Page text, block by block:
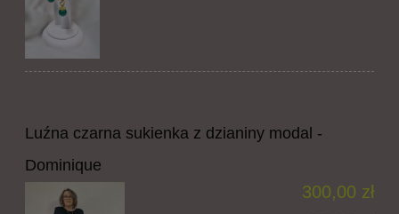
Luźna czarna sukienka z dzianiny modal -
Dominique
300,00 zł